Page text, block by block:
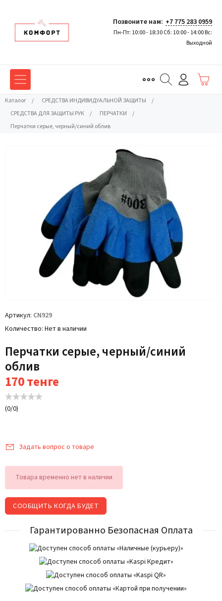
Позвоните нам: +7 775 283 0959
Пн-Пт: 10:00 - 18:30 Сб: 10:00 - 14:00 Вс:
Выходной
Каталог / СРЕДСТВА ИНДИВИДУАЛЬНОЙ ЗАЩИТЫ
/
СРЕДСТВА ДЛЯ ЗАЩИТЫ РУК
/ ПЕРЧАТКИ
/
Перчатки серые, черный/синий облив
Артикул CN929
Количество Нет в наличии
Перчатки серые, черный/синий
облив
170тенге
(0/0)
Задать вопрос о товаре
Товара временно нет в наличии
СООБЩИТЬ КОГДА БУДЕТ
Гарантированно Безопасная Оплата